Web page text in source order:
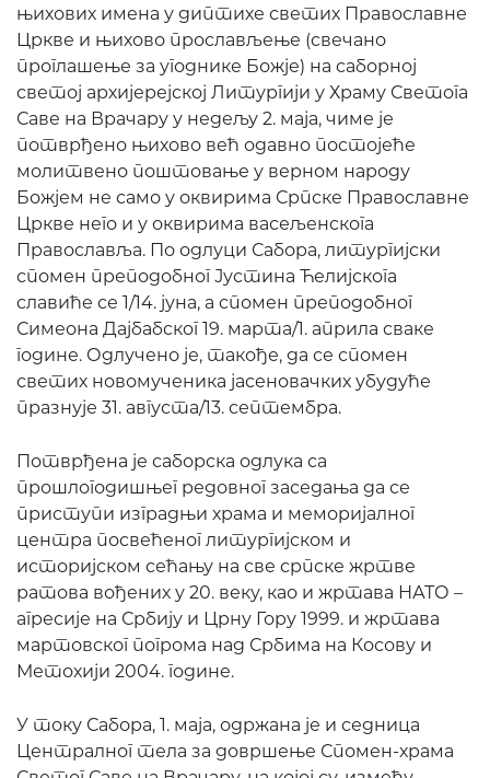
њихових имена у диптихе светих Православне
Цркве и њихово прослављење (свечано
проглашење за угоднике Божје) на саборној
светој архијерејској Литургији у Храму Светога
Саве на Врачару у недељу 2. маја, чиме је
потврђено њихово већ одавно постојеће
молитвено поштовање у верном народу
Божјем не само у оквирима Српске Православне
Цркве него и у оквирима васељенскога
Православља. По одлуци Сабора, литургијски
спомен преподобног Јустина Ћелијскога
славиће се 1/14. јуна, а спомен преподобног
Симеона Дајбабског 19. марта/1. априла сваке
године. Одлучено је, такође, да се спомен
светих новомученика јасеновачких убудуће
празнује 31. августа/13. септембра.
Потврђена је саборска одлука са
прошлогодишњег редовног заседања да се
приступи изградњи храма и меморијалног
центра посвећеног литургијском и
историјском сећању на све српске жртве
ратова вођених у 20. веку, као и жртава НАТО –
агресије на Србију и Црну Гору 1999. и жртава
мартовског погрома над Србима на Косову и
Метохији 2004. године.
У току Сабора, 1. маја, одржана је и седница
Централног тела за довршење Спомен-храма